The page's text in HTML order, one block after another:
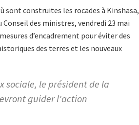
sont construites les rocades à Kinshasa,
Conseil des ministres, vendredi 23 mai
d’encadrement pour éviter des
des terres et les nouveaux
sociale, le président de la
guider l'action